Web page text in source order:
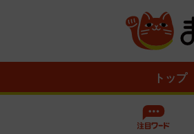
トップ